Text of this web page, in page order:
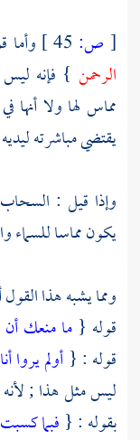
[ ص: وأما
الرحمن } فإنه
مماس لها ولا
يقتضي مباشرته ليديه
وإذا قيل :
يكون مماسا للسماء
ومما يشبه هذا
قوله {ما منعك
قوله : { أولم يروا
ليس مثل هذا ;
بقوله : { فبما